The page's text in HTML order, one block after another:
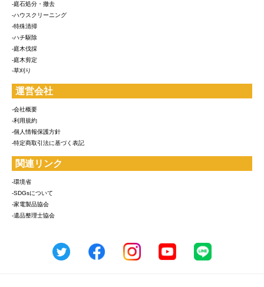
-庭石処分・撤去
-ハウスクリーニング
-特殊清掃
-ハチ駆除
-庭木伐採
-庭木剪定
-草刈り
運営会社
-会社概要
-利用規約
-個人情報保護方針
-特定商取引法に基づく表記
関連リンク
-環境省
-SDGsについて
-家電製品協会
-遺品整理士協会